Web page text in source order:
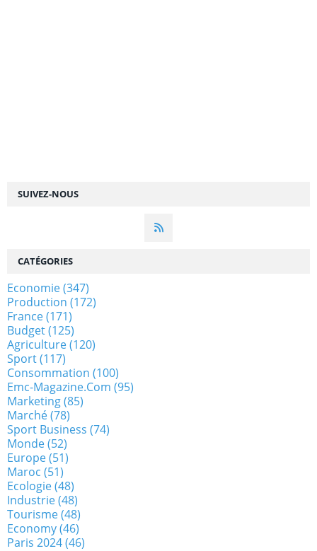
SUIVEZ-NOUS
CATÉGORIES
Economie(347)
Production (172)
France(171)
Budget(125)
Agriculture(120)
Sport(117)
Consommation (100)
Emc-Magazine.com (95)
Marketing(85)
Marché(78)
Sport Business (74)
Monde(52)
Europe(51)
Maroc (51)
Ecologie(48)
Industrie(48)
Tourisme(48)
Economy(46)
Paris 2024(46)